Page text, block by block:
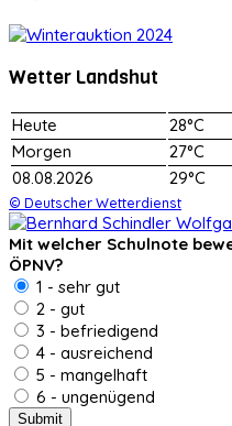
Wetter Landshut
Heute
28°C
Morgen
27°C
08.08.2026
29°C
© Deutscher Wetterdienst
Mit welcher Schulnote
ÖPNV?
1 - sehr gut
2 - gut
3 - befriedigend
4 - ausreichend
5 - mangelhaft
6 - ungenügend